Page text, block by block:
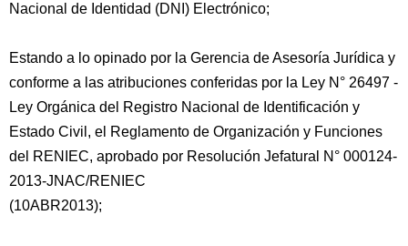
Nacional de Identidad (DNI) Electrónico;
Estando a lo opinado por la Gerencia de Asesoría Jurídica y
conforme a las atribuciones conferidas por la Ley N° 26497 -
Ley Orgánica del Registro Nacional de Identificación y
Estado Civil, el Reglamento de Organización y Funciones
del RENIEC, aprobado por Resolución Jefatural N° 000124-
2013-JNAC/RENIEC
(10ABR2013);